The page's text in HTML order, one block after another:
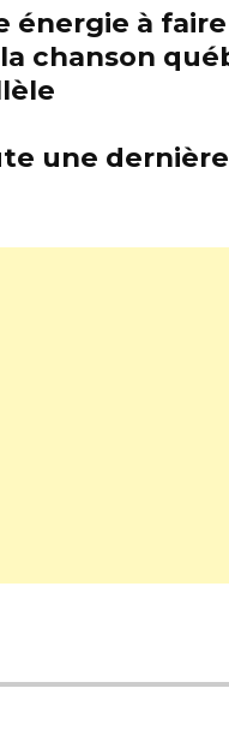
énergie à
chanson
une